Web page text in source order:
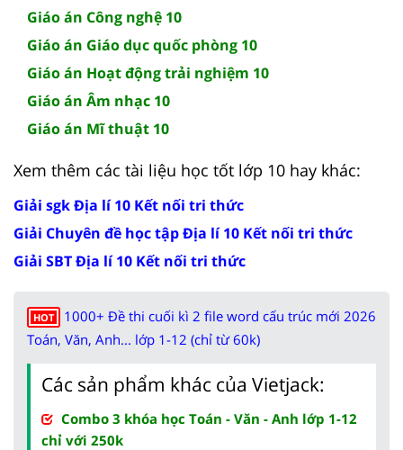
Giáo án Công nghệ 10
Giáo án Giáo dục quốc phòng 10
Giáo án Hoạt động trải nghiệm 10
Giáo án Âm nhạc 10
Giáo án Mĩ thuật 10
Xem thêm các tài liệu học tốt lớp 10 hay khác:
Giải sgk Địa lí 10 Kết nối tri thức
Giải Chuyên đề học tập Địa lí 10 Kết nối tri thức
Giải SBT Địa lí 10 Kết nối tri thức
HOT
1000+ Đề thi cuối kì 2 file word cấu trúc mới 2026
Toán, Văn, Anh... lớp 1-12 (chỉ từ 60k)
Các sản phẩm khác của Vietjack:
Combo 3 khóa học Toán - Văn - Anh lớp 1-12
chỉ với 250k